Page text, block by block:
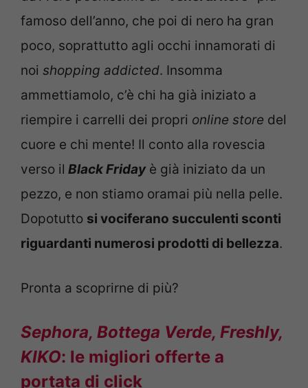
famoso dell’anno, che poi di nero ha gran
poco, soprattutto agli occhi innamorati di
noi shopping addicted. Insomma
ammettiamolo, c’è chi ha già iniziato a
riempire i carrelli dei propri online store del
cuore e chi mente! Il conto alla rovescia
verso il Black Friday è già iniziato da un
pezzo, e non stiamo oramai più nella pelle.
Dopotutto si vociferano succulenti sconti
riguardanti numerosi prodotti di bellezza.
Pronta a scoprirne di più?
Sephora, Bottega Verde, Freshly,
KIKO: le migliori offerte a
portata di click